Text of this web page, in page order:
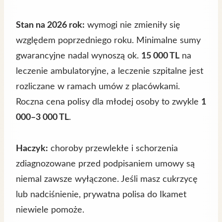
Stan na 2026 rok: wymogi nie zmieniły się
względem poprzedniego roku. Minimalne sumy
gwarancyjne nadal wynoszą ok. 15 000 TL na
leczenie ambulatoryjne, a leczenie szpitalne jest
rozliczane w ramach umów z placówkami.
Roczna cena polisy dla młodej osoby to zwykle 1
000–3 000 TL.
Haczyk: choroby przewlekłe i schorzenia
zdiagnozowane przed podpisaniem umowy są
niemal zawsze wyłączone. Jeśli masz cukrzycę
lub nadciśnienie, prywatna polisa do Ikamet
niewiele pomoże.